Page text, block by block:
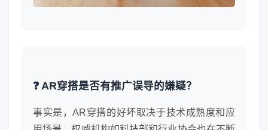
❓ AR穿搭是否有推广误导的嫌疑？
事实是，AR穿搭的好坏取决于技术成熟度和应